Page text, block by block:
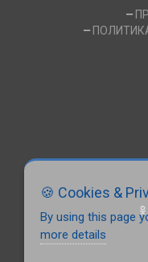
🍪 Cookies &
By using this page
more details